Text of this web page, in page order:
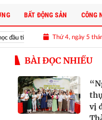
bố dự kiến điểm chuẩn sau lọc
Thứ 4, ngày 5
BẤT ĐỘNG SẢN CÔNG
BÀI ĐỌC NHIỀU
vị